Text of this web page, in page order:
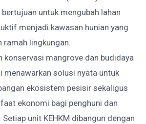
untuk mengubah lahan
menjadi kawasan hunian yang
ramah lingkungan.
konservasi mangrove dan budidaya
menawarkan solusi nyata untuk
ekosistem pesisir sekaligus
ekonomi bagi penghuni dan
unit KEHKM dibangun dengan